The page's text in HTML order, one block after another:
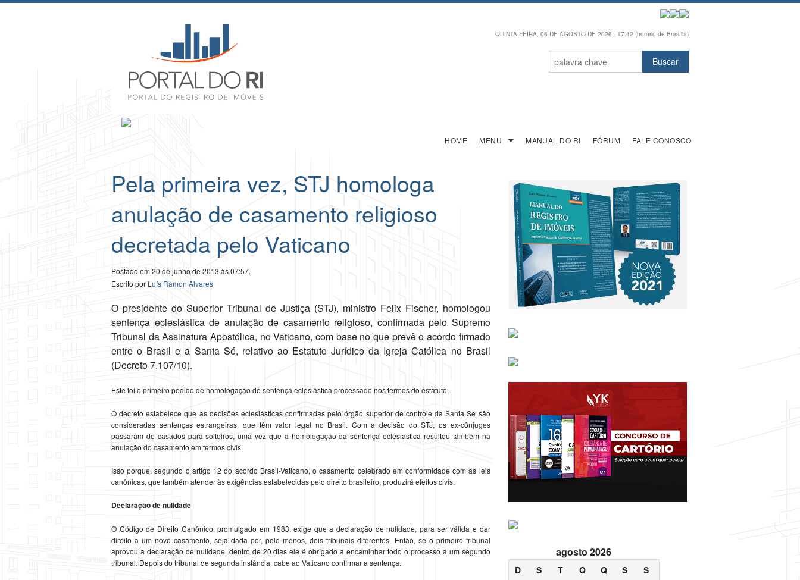
QUINTA-FEIRA, 06 DE AGOSTO DE 2026 - 17:42 (horário de Brasília)
HOME MENU MANUAL DO RI FÓRUM FALE CONOSCO
Pela primeira vez, STJ homologa
anulação de casamento religioso
decretada pelo Vaticano
Postado em 20 de junho de 2013 às 07:57.
Escrito por Luís Ramon Alvares
O presidente do Superior Tribunal de Justiça (STJ), ministro Felix Fischer, homologou
sentença eclesiástica de anulação de casamento religioso, confirmada pelo Supremo
Tribunal da Assinatura Apostólica, no Vaticano, com base no que prevê o acordo firmado
entre o Brasil e a Santa Sé, relativo ao Estatuto Jurídico da Igreja Católica no Brasil
(Decreto 7.107/10).
Este foi o primeiro pedido de homologação de sentença eclesiástica processado nos termos do estatuto.
O decreto estabelece que as decisões eclesiásticas confirmadas pelo órgão superior de controle da Santa Sé são
consideradas sentenças estrangeiras, que têm valor legal no Brasil. Com a decisão do STJ, os ex-cônjuges
passaram de casados para solteiros, uma vez que a homologação da sentença eclesiástica resultou também na
anulação do casamento em termos civis.
Isso porque, segundo o artigo 12 do acordo Brasil-Vaticano, o casamento celebrado em conformidade com as leis
canônicas, que também atender às exigências estabelecidas pelo direito brasileiro, produzirá efeitos civis.
Declaração de nulidade
O Código de Direito Canônico, promulgado em 1983, exige que a declaração de nulidade, para ser válida e dar
direito a um novo casamento, seja dada por, pelo menos, dois tribunais diferentes. Então, se o primeiro tribunal
aprovou a declaração de nulidade, dentro de 20 dias ele é obrigado a encaminhar todo o processo a um segundo
tribunal. Depois do tribunal de segunda instância, cabe ao Vaticano confirmar a sentença.
agosto 2026
D S T Q Q S
S